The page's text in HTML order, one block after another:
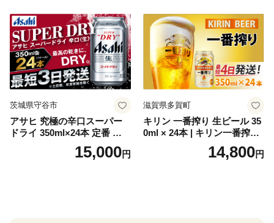
セット 詰め合わせ カクテル
ソーダ割り アルコール ロッ
ク ソーダ ジントニック 】
茨城県守谷市
アサヒ 究極の辛口スーパー
ドライ 350ml×24本 定番 ビー
ル 缶ビール 酒 お酒 アルコー
15,000円
滋賀県多賀町
キリン 一番搾り 生ビール 35
0ml × 24本 | キリン一番搾り
キリンビール 一番搾り ビー
ル 24缶 きりんいちばんしぼ
14,800円